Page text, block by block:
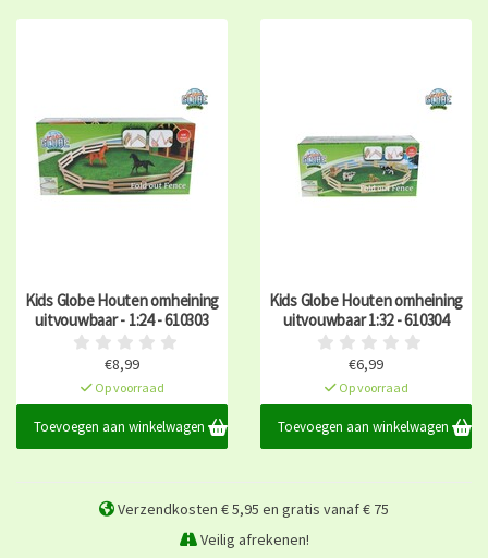
Kids Globe Houten omheining
uitvouwbaar - 1:24 - 610303
€8,99
Op voorraad
Toevoegen aan winkelwagen
Kids Globe Houten omheining
uitvouwbaar 1:32 - 610304
€6,99
Op voorraad
Toevoegen aan winkelwagen
Verzendkosten € 5,95 en gratis vanaf € 75
Veilig afrekenen!